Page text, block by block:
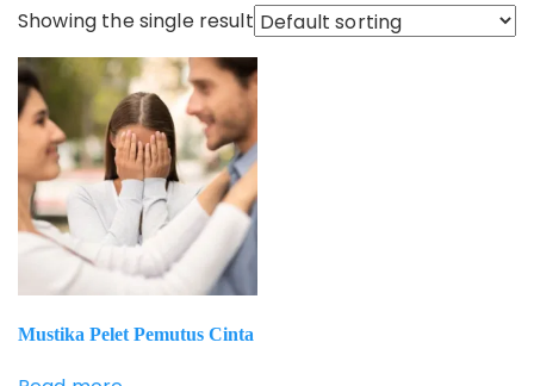
Showing the single result
Mustika Pelet Pemutus Cinta